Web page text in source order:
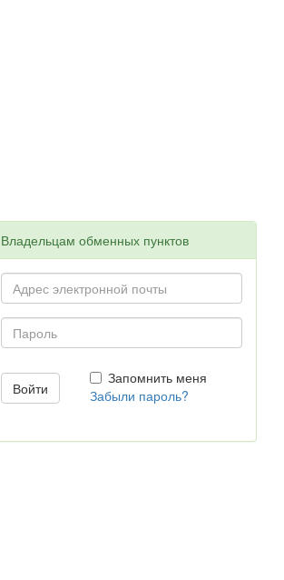
Владельцам обменных пунктов
Запомнить меня
Забыли пароль?